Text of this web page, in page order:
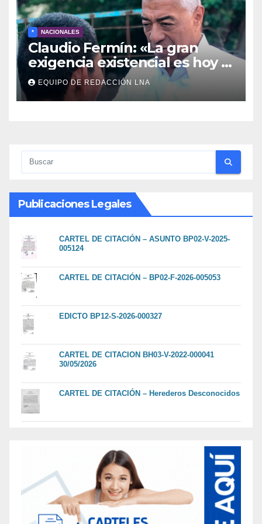
* NACIONALES
Claudio Fermín: «La gran
exigencia existencial es hoy la
defensa de la soberanía»
EQUIPO DE REDACCIÓN LNA
Publicaciones Legales
CARTEL DE CITACIÓN – ASUNTO BP02-V-2025-
005124
CARTEL DE CITACIÓN – BP02-F-2026-005053
EDICTO BP12-S-2026-000327
CARTEL DE CITACION BH03-V-2022-000041
30/05/2026
CARTEL DE CITACIÓN – Herederos Desconocidos